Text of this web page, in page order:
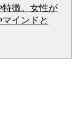
徴。女性が
インドと